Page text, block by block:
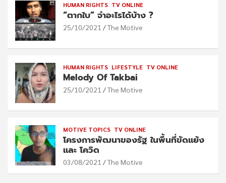
HUMAN RIGHTS TV ONLINE
“ตากใบ” จำอะไรได้บ้าง ?
25/10/2021 The Motive
HUMAN RIGHTS LIFESTYLE TV ONLINE
Melody Of Takbai
25/10/2021 The Motive
MOTIVE TOPICS TV ONLINE
โครงการพัฒนาของรัฐ ในพื้นที่ขัดแย้ง
และ โควิด
03/08/2021 The Motive